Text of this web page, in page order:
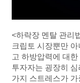
<하락장 멘탈 관리
크립토 시장뿐만
고 하방압력에 대
투자자는 굉장히
가지 스트레스가